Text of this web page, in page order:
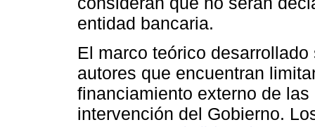
entidad bancaria.
El marco teórico
autores que encuentran
financiamiento externo de
intervención del Gobierno.